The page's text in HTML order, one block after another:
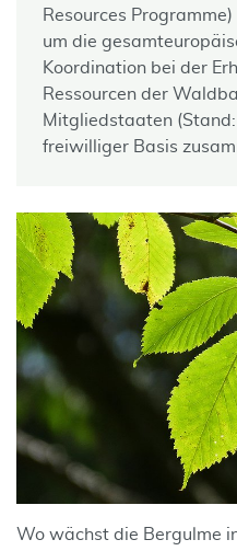
Resources
um die
Koordination bei der
Ressourcen der
Mitgliedstaaten
freiwilliger Basis
Wo wächst die Bergulme